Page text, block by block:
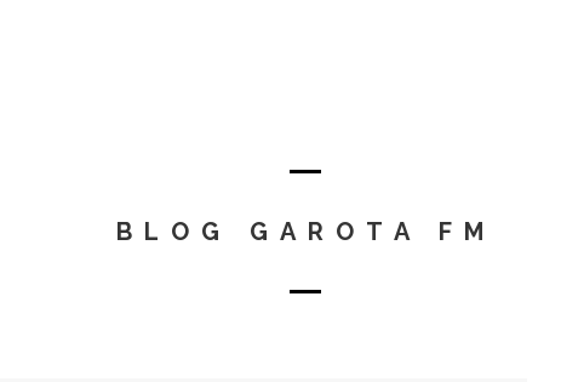
BLOG GAROTA FM